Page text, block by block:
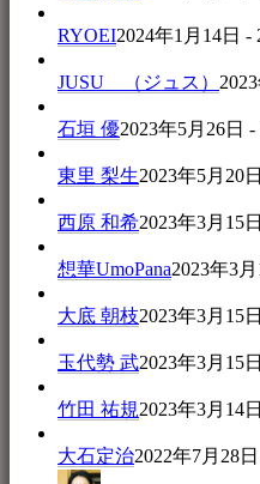
RYOEI2024年1月14日 -
JUSU （ジュス）
石垣 優2023年5月26日 -
東里 梨生2023年5月20
西原 和希2023年3月15
想華UmoPana2023年3
大底 朝枝2023年3月15
玉代勢 武2023年3月15
竹田 祐規2023年3月14
大石定治2022年7月28